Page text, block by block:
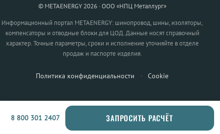
© METAENERGY 2026 · ООО «НПЦ Металлург»
Информационный портал METAENERGY: шинопровод, шины, изоляторы,
компенсаторы и отводные блоки для ЦОД. Данные носят справочный
характер. Точные параметры, сроки и исполнение уточняйте в отделе
продаж и паспорте изделия.
Политика конфиденциальности · Cookie
8 800 301 2407 ЗАПРОСИТЬ РАСЧЁТ